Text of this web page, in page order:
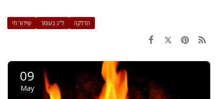
שידור חי ל"ג בעומר הדלקה
09
May